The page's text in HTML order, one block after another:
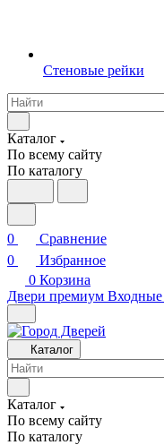
Стеновые рейки
Каталог
По всему сайту
По каталогу
0
Сравнение
0
Избранное
0 Корзина
Двери премиум Входные
Каталог
Каталог
По всему сайту
По каталогу